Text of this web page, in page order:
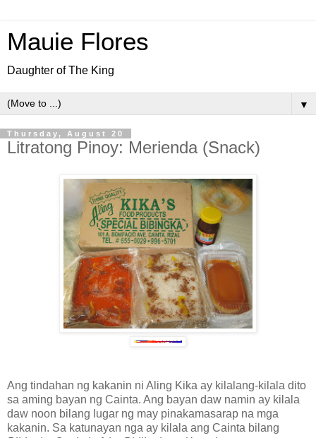
Mauie Flores
Daughter of The King
▼
Thursday, August 20
Litratong Pinoy: Merienda (Snack)
Ang tindahan ng kakanin ni Aling Kika ay kilalang-kilala dito
sa aming bayan ng Cainta. Ang bayan daw namin ay kilala
daw noon bilang lugar ng may pinakamasarap na mga
kakanin. Sa katunayan nga ay kilala ang Cainta bilang